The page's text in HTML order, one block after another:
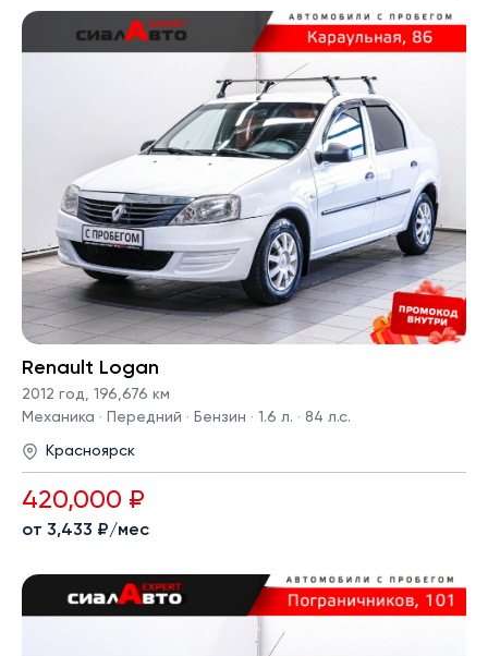
Renault Logan
2012 год, 196,676 км
Механика · Передний · Бензин · 1.6 л. · 84 л.с.
Красноярск
420,000 ₽
от 3,433 ₽/мес